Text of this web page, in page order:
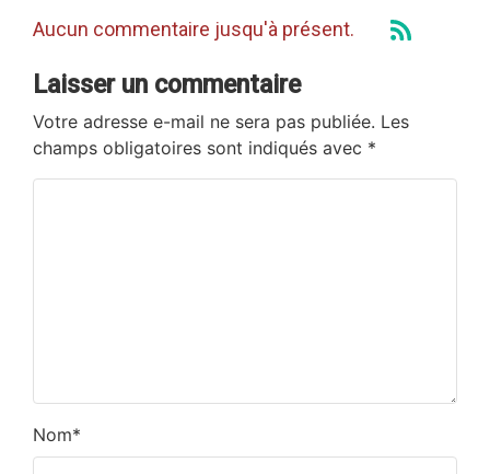
Aucun commentaire jusqu'à présent.
Laisser un commentaire
Votre adresse e-mail ne sera pas publiée. Les
champs obligatoires sont indiqués avec *
Nom*